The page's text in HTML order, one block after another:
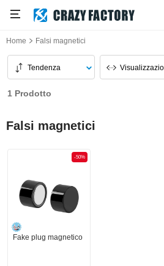
Home Falsi magnetici
Tendenza
1 Prodotto
Falsi magnetici
-50%
Fake plug magnetico